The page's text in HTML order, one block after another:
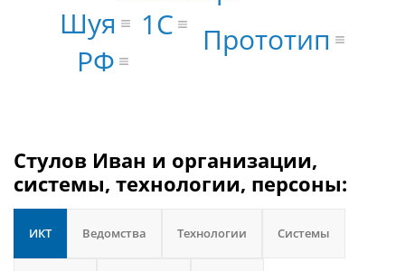
1С
Прототип
Шуя
РФ
Стулов Иван и организации,
системы, технологии, персоны:
ИКТ Ведомства Технологии Системы